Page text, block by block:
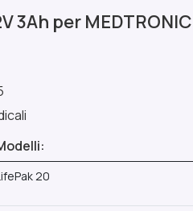
3Ah per MEDTRONIC
20